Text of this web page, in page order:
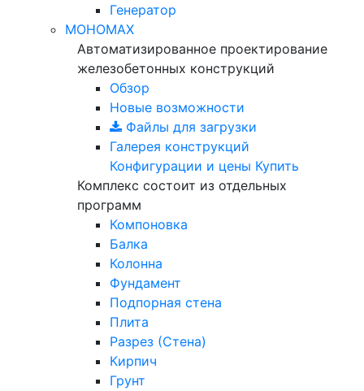
Генератор
МОНОМАХ
Автоматизированное проектирование
железобетонных конструкций
Обзор
Новые возможности
Файлы для загрузки
Галерея конструкций
Конфигурации и цены Купить
Комплекс состоит из отдельных
программ
Компоновка
Балка
Колонна
Фундамент
Подпорная стена
Плита
Разрез (Стена)
Кирпич
Грунт